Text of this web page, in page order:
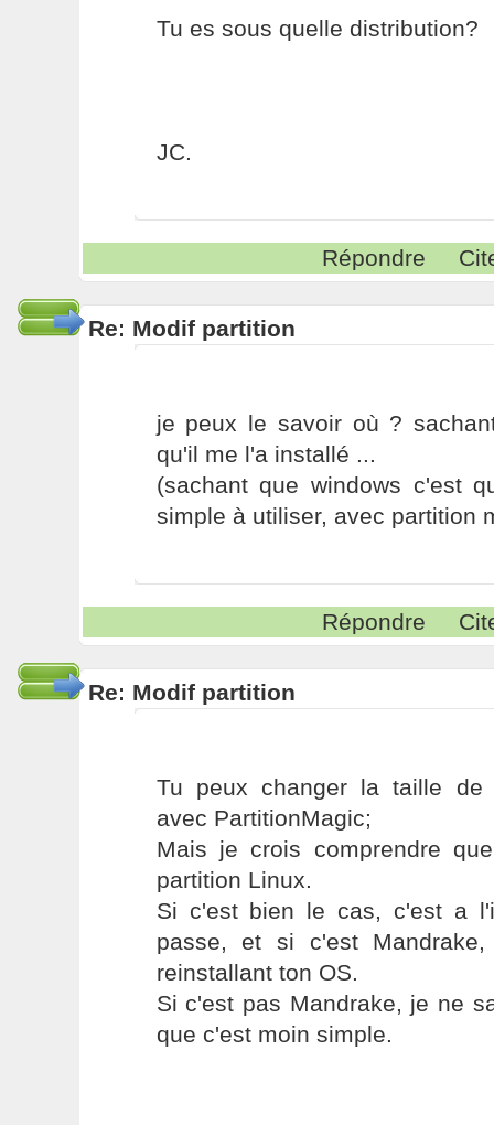
Tu es sous quelle distribution?
JC.
Répondre
Re: Modif partition
je peux le savoir où ?
qu'il me l'a installé ...
(sachant que windows c'est
simple à utiliser, avec partition
Répondre
Re: Modif partition
Tu peux changer la taille de
avec PartitionMagic;
Mais je crois comprendre
partition Linux.
Si c'est bien le cas, c'est a
passe, et si c'est
reinstallant ton OS.
Si c'est pas Mandrake, je ne
que c'est moin simple.